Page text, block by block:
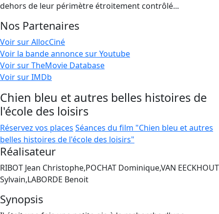
dehors de leur périmètre étroitement contrôlé...
Nos Partenaires
Voir sur AllocCiné
Voir la bande annonce sur Youtube
Voir sur TheMovie Database
Voir sur IMDb
Chien bleu et autres belles histoires de
l'école des loisirs
Réservez vos places Séances du film "Chien bleu et autres
belles histoires de l'école des loisirs"
Réalisateur
RIBOT Jean Christophe,POCHAT Dominique,VAN EECKHOUT
Sylvain,LABORDE Benoit
Synopsis